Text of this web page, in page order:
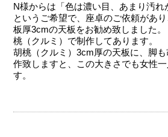
N様からは「色は濃い目、あまり汚れ
というご希望で、座卓のご依頼があ
板厚3cmの天板をお勧め致しました
桃（クルミ）で制作してあります。
胡桃（クルミ）3cm厚の天板に、脚
作致しますと、この大きさでも女性
す。